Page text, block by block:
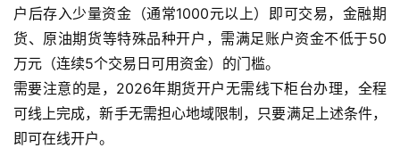
户后存入少量资金（通常1000元以上）即可交易，金融期
货、原油期货等特殊品种开户，需满足账户资金不低于50
万元（连续5个交易日可用资金）的门槛。
需要注意的是，2026年期货开户无需线下柜台办理，全程
可线上完成，新手无需担心地域限制，只要满足上述条件，
即可在线开户。